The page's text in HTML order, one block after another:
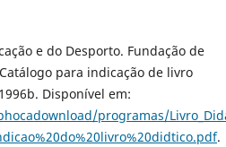
e do Desporto. Fundação de
para indicação de livro
Disponível em:
programas/
.